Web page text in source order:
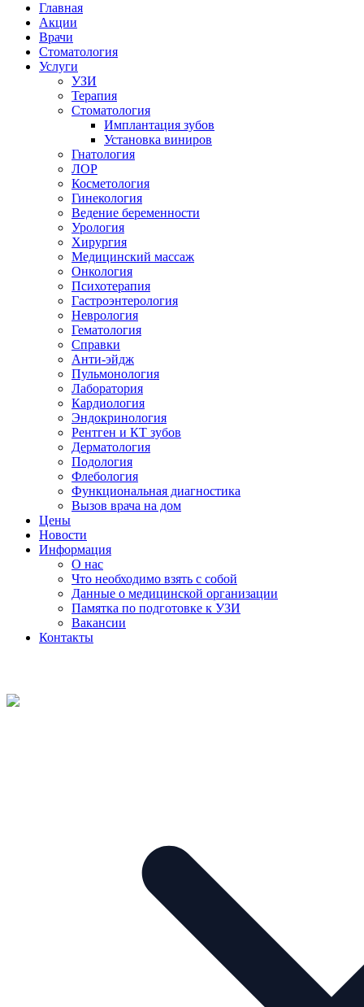
Главная
Акции
Врачи
Стоматология
Услуги
УЗИ
Терапия
Стоматология
Имплантация зубов
Установка виниров
Гнатология
ЛОР
Косметология
Гинекология
Ведение беременности
Урология
Хирургия
Медицинский массаж
Онкология
Психотерапия
Гастроэнтерология
Неврология
Гематология
Справки
Анти-эйдж
Пульмонология
Лаборатория
Кардиология
Эндокринология
Рентген и КТ зубов
Дерматология
Подология
Флебология
Функциональная диагностика
Вызов врача на дом
Цены
Новости
Информация
О нас
Что необходимо взять с собой
Данные о медицинской организации
Памятка по подготовке к УЗИ
Вакансии
Контакты